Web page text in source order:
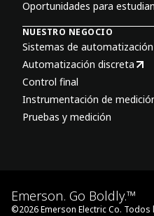
Oportunidades para
NUESTRO NEGOCIO
Sistemas de automatización
Automatización discreta
Control final
Instrumentación de
Pruebas y medición
Emerson. Go Boldly.™
©2026Emerson Electric Co.